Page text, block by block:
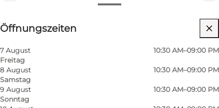
Öffnungszeiten anzeigen
Öffnungszeiten
7 August
Freitag
10:30 AM–09:00 PM
8 August
Samstag
10:30 AM–09:00 PM
9 August
Sonntag
10:30 AM–09:00 PM